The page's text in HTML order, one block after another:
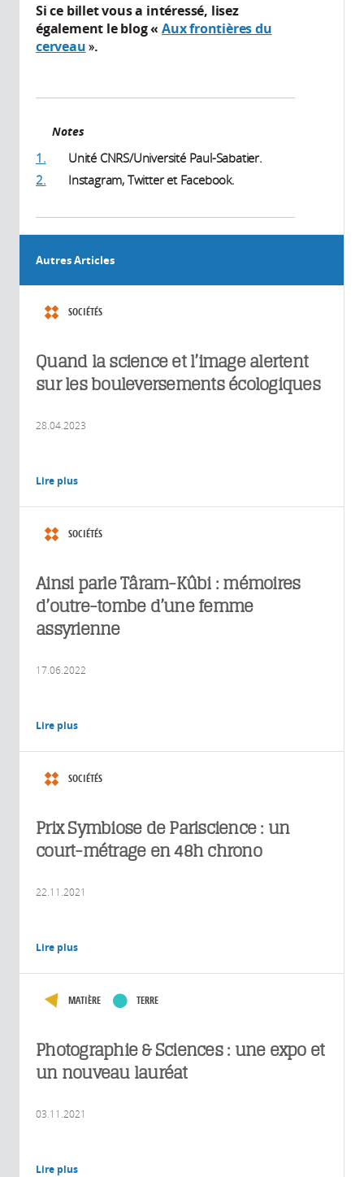
Si ce billet vous a intéressé, lisez
également le blog « Aux frontières du
cerveau».
Notes
1.
Unité CNRS/Université Paul-Sabatier.
2.
Instagram, Twitter et Facebook.
Autres Articles
SOCIÉTÉS
Quand la science et l’image alertent
sur les bouleversements écologiques
28.04.2023
Lire plus
SOCIÉTÉS
Ainsi parle Târam-Kûbi : mémoires
d’outre-tombe d’une femme
assyrienne
17.06.2022
Lire plus
SOCIÉTÉS
Prix Symbiose de Pariscience : un
court-métrage en 48h chrono
22.11.2021
Lire plus
MATIÈRE TERRE
Photographie & Sciences : une expo et
un nouveau lauréat
03.11.2021
Lire plus